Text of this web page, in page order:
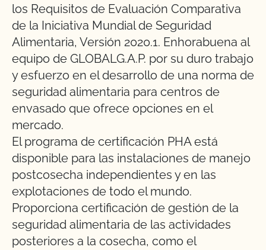
los Requisitos de Evaluación Comparativa
de la Iniciativa Mundial de Seguridad
Alimentaria, Versión 2020.1. Enhorabuena al
equipo de GLOBALG.A.P. por su duro trabajo
y esfuerzo en el desarrollo de una norma de
seguridad alimentaria para centros de
envasado que ofrece opciones en el
mercado.
El programa de certificación PHA está
disponible para las instalaciones de manejo
postcosecha independientes y en las
explotaciones de todo el mundo.
Proporciona certificación de gestión de la
seguridad alimentaria de las actividades
posteriores a la cosecha, como el